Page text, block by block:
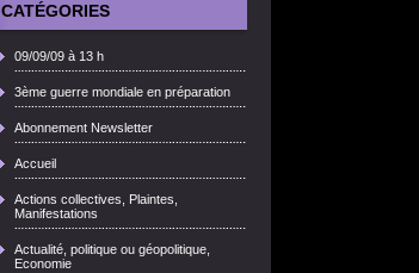
CATÉGORIES
09/09/09 à 13 h
3ème guerre mondiale en préparation
Abonnement Newsletter
Accueil
Actions collectives, Plaintes,
Manifestations
Actualité, politique ou géopolitique,
Economie